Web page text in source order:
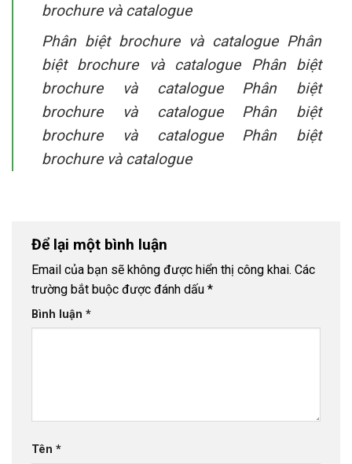
brochure và catalogue
Phân biệt brochure và catalogue Phân
biệt brochure và catalogue Phân biệt
brochure và catalogue Phân biệt
brochure và catalogue Phân biệt
brochure và catalogue Phân biệt
brochure và catalogue
Để lại một bình luận
Email của bạn sẽ không được hiển thị công khai. Các
trường bắt buộc được đánh dấu *
Bình luận *
Tên *